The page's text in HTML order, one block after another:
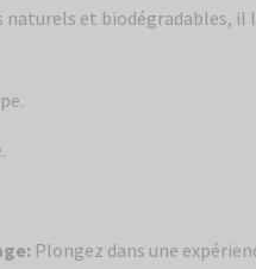
et biodégradables, il
Plongez dans une